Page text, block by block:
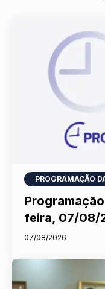
PROGRAMAÇÃO
feira, 07/08/
07/08/2026